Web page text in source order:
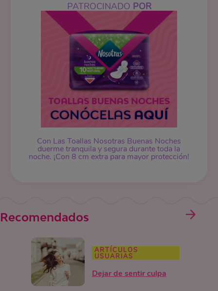
PATROCINADO POR
Con Las Toallas Nosotras Buenas Noches
duerme tranquila y segura durante toda la
noche. ¡Con 8 cm extra para mayor protección!
Recomendados
ARTÍCULOS
USUARIAS
Dejar de sentir culpa